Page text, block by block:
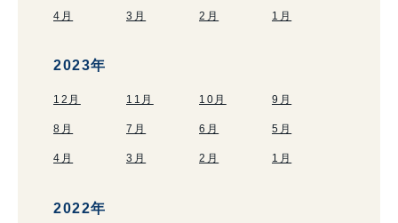
4月 3月 2月 1月
2023年
12月 11月 10月 9月
8月 7月 6月 5月
4月 3月 2月 1月
2022年